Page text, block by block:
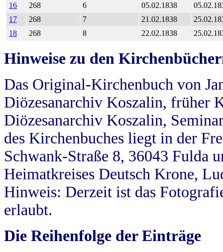
16
268 6 05.02.1838
17
268 7 21.02.1838
18
268 8 22.02.1838
Hinweise zu den
Das Original-Kirchenbuch von
Diözesanarchiv Koszalin, früher
Diözesanarchiv Koszalin,
des Kirchenbuches liegt in der
Schwank-Straße 8, 36043 Fulda
Heimatkreises Deutsch Krone,
Hinweis: Derzeit ist das
erlaubt.
Die Reihenfolge der Einträge